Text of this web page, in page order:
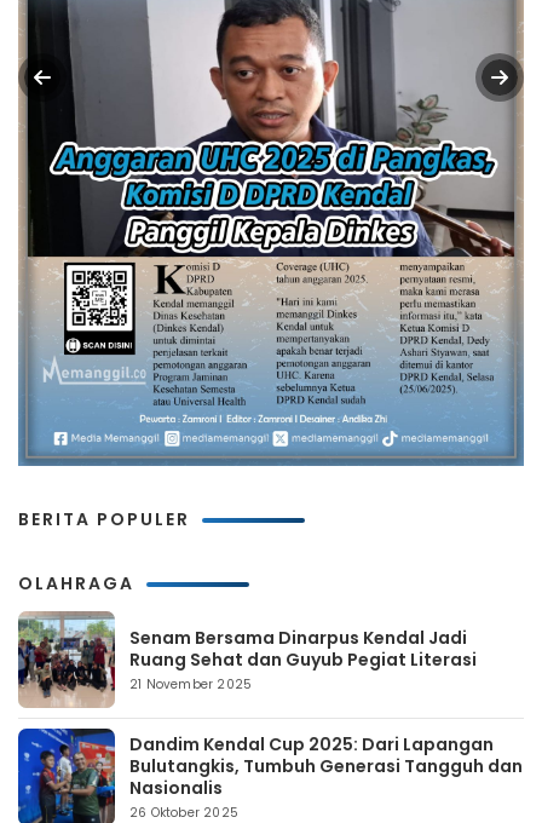
BERITA POPULER
OLAHRAGA
Senam Bersama Dinarpus Kendal Jadi
Ruang Sehat dan Guyub Pegiat Literasi
21 November 2025
Dandim Kendal Cup 2025: Dari Lapangan
Bulutangkis, Tumbuh Generasi Tangguh dan
Nasionalis
26 Oktober 2025